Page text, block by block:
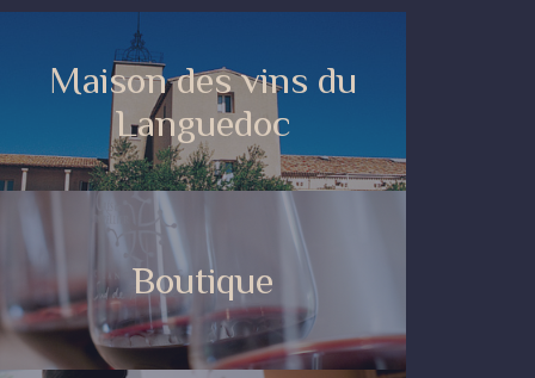
Maison des vins du
Languedoc
Boutique